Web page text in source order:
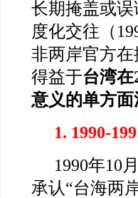
长期掩盖或
度化交往（
非两岸官方
得益于台湾
意义的单方
1. 1990-
1990年10
承认“台海两